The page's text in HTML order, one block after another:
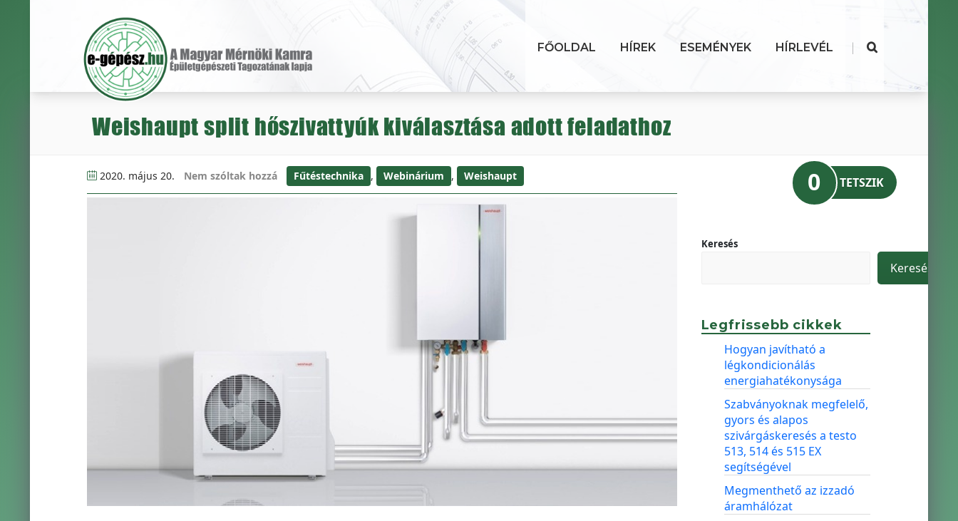
FŐOLDAL HÍREK ESEMÉNYEK HÍRLEVÉL |
Weishaupt split hőszivattyúk kiválasztása adott feladathoz
2020. május 20. Nem szóltak hozzá Fűtéstechnika , Webinárium , Weishaupt 0 TETSZIK
Keresés
Keresés
Legfrissebb cikkek
Hogyan javítható a
légkondicionálás
energiahatékonysága
Szabványoknak megfelelő,
gyors és alapos
szivárgáskeresés a testo
513, 514 és 515 EX
segítségével
Megmenthető az izzadó
áramhálózat